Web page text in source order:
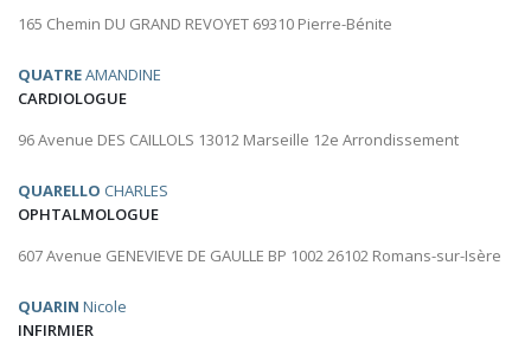
165 Chemin DU GRAND REVOYET 69310 Pierre-Bénite
QUATREAMANDINE
CARDIOLOGUE
96 Avenue DES CAILLOLS 13012 Marseille 12e Arrondissement
QUARELLO CHARLES
OPHTALMOLOGUE
607 Avenue GENEVIEVE DE GAULLE BP 1002 26102 Romans-sur-Isère
QUARIN Nicole
INFIRMIER